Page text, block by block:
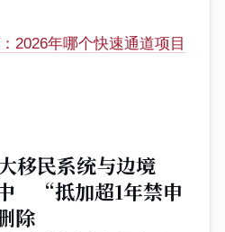
2026年哪个快速通道项目
移民系统与边境
“抵加超1年禁申
除